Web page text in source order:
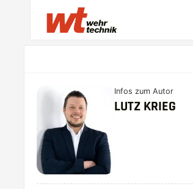
Infos zum Autor
LUTZ KRIEG